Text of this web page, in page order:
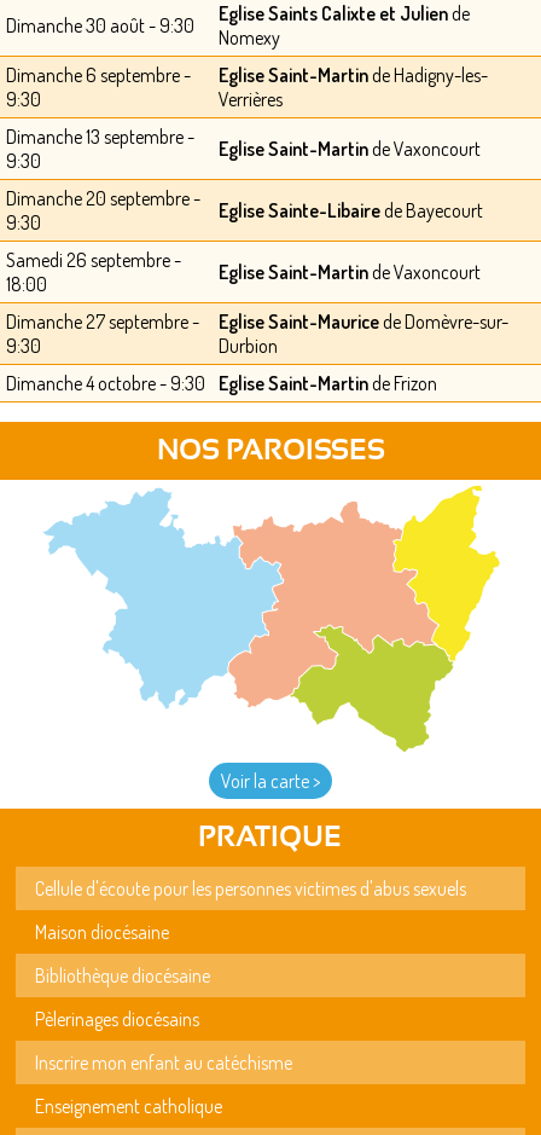
Dimanche 30 août - 9:30 Eglise Saints Calixte et Juliende
Nomexy
Dimanche 6 septembre -
9:30
Eglise Saint-Martinde Hadigny-les-
Verrières
Dimanche 13 septembre -
9:30
Eglise Saint-Martinde Vaxoncourt
Dimanche 20 septembre -
9:30
Eglise Sainte-Libairede Bayecourt
Samedi 26 septembre -
18:00
Eglise Saint-Martinde Vaxoncourt
Dimanche 27 septembre -
9:30
Eglise Saint-Mauricede Domèvre-sur-
Durbion
Dimanche 4 octobre - 9:30
Eglise Saint-Martinde Frizon
NOS PAROISSES
Voir la carte >
PRATIQUE
Cellule d'écoute pour les personnes victimes d'abus sexuels
Maison diocésaine
Bibliothèque diocésaine
Pèlerinages diocésains
Inscrire mon enfant au catéchisme
Enseignement catholique